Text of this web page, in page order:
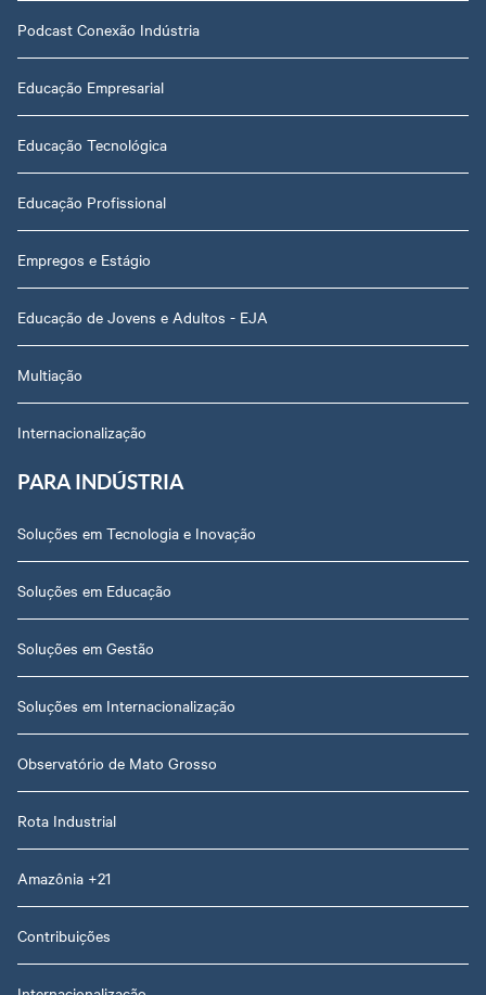
Podcast Conexão Indústria
Educação Empresarial
Educação Tecnológica
Educação Profissional
Empregos e Estágio
Educação de Jovens e Adultos - EJA
Multiação
Internacionalização
PARA INDÚSTRIA
Soluções em Tecnologia e Inovação
Soluções em Educação
Soluções em Gestão
Soluções em Internacionalização
Observatório de Mato Grosso
Rota Industrial
Amazônia +21
Contribuições